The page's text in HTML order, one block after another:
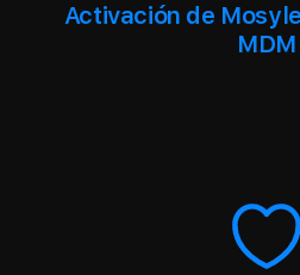
Activación de
MDM